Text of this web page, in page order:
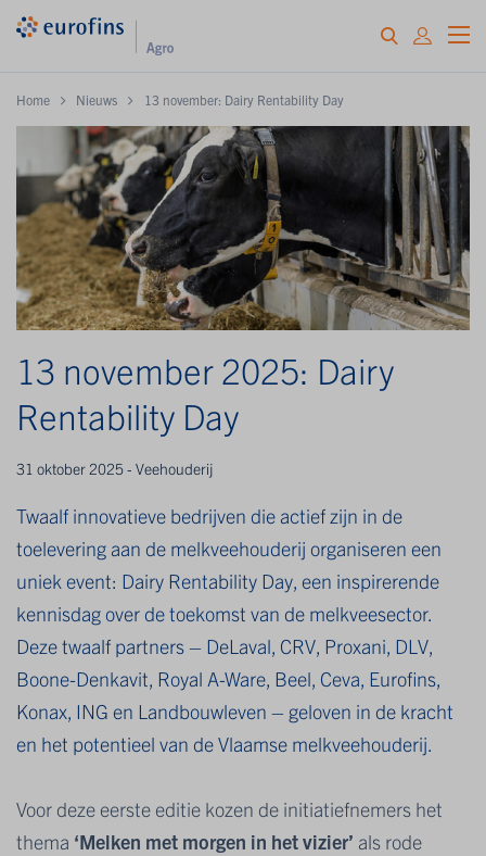
Home Nieuws 13 november: Dairy Rentability Day
13 november 2025: Dairy
Rentability Day
31 oktober 2025 - Veehouderij
Twaalf innovatieve bedrijven die actief zijn in de
toelevering aan de melkveehouderij organiseren een
uniek event: Dairy Rentability Day, een inspirerende
kennisdag over de toekomst van de melkveesector.
Deze twaalf partners – DeLaval, CRV, Proxani, DLV,
Boone-Denkavit, Royal A-Ware, Beel, Ceva, Eurofins,
Konax, ING en Landbouwleven – geloven in de kracht
en het potentieel van de Vlaamse melkveehouderij.
Voor deze eerste editie kozen de initiatiefnemers het
thema ‘Melken met morgen in het vizier’ als rode